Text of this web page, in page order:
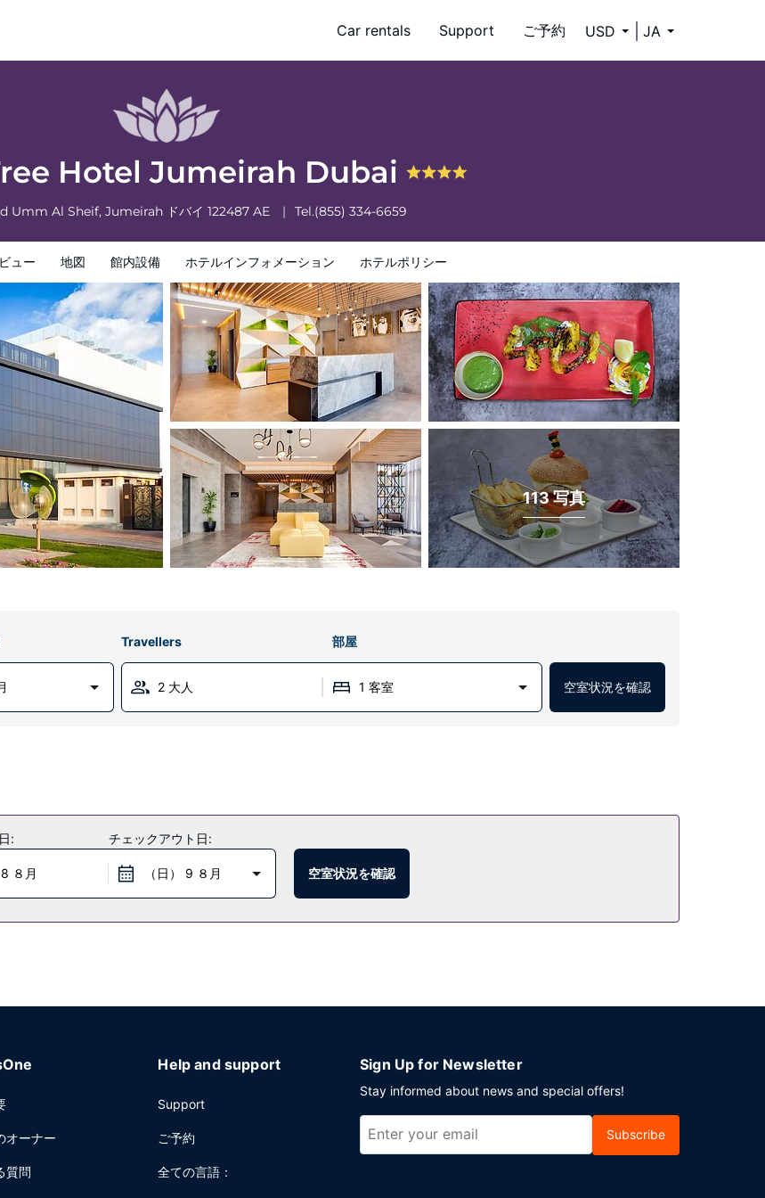
Car rentals Support ご予約 USD JA
Hotel Jumeirah Dubai
Umm Al Sheif, Jumeirah ドバイ 122487 AE Tel.(855) 334-6659
ュー 地図 館内設備 ホテルインフォメーション ホテルポリシー
113 写真
Travellers 部屋
2 大人 1 客室 空室状況を確認
:
8 ８月
チェックアウト日:
（日） 9 ８月 空室状況を確認
オーナー
質問
Help and support
Support
ご予約
全ての言語：
Sign Up for Newsletter
Stay informed about news and special offers!
Subscribe